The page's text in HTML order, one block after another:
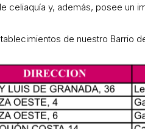
celiaquía y, además, posee un
de nuestro Barrio